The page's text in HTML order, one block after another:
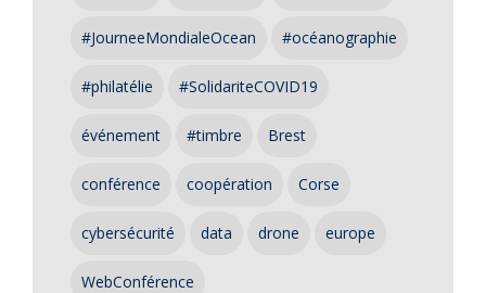
#JourneeMondialeOcean #océanographie
#philatélie #SolidariteCOVID19
événement #timbre Brest
conférence coopération Corse
cybersécurité data drone europe
WebConférence